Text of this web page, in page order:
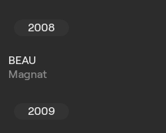
2008
BEAU
Magnat
2009